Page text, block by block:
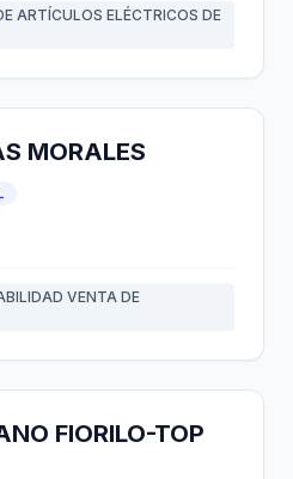
ARTÍCULOS ELÉCTRICOS DE
MORALES
VENTA DE
FIORILO-TOP